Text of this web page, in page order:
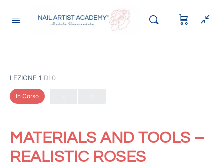
LEZIONE 1 DI 0
In Corso
MATERIALS AND TOOLS –
REALISTIC ROSES